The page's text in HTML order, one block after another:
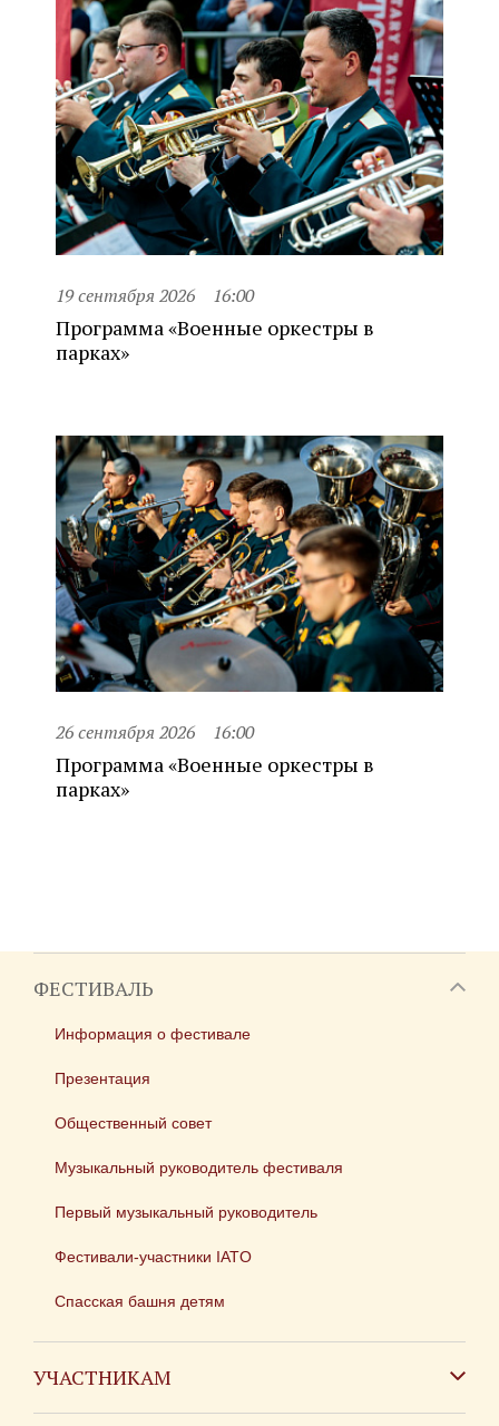
19 сентября 2026 16:00
Программа «Военные оркестры в
парках»
26 сентября 2026 16:00
Программа «Военные оркестры в
парках»
ФЕСТИВАЛЬ
Информация о фестивале
Презентация
Общественный совет
Музыкальный руководитель фестиваля
Первый музыкальный руководитель
Фестивали-участники IATO
Спасская башня детям
УЧАСТНИКАМ